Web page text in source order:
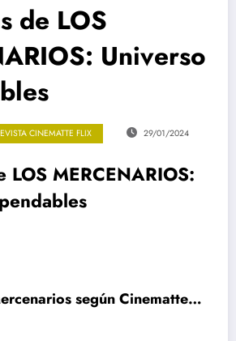
de LOS
Universo
CINEMATTE FLIX 29/01/2024
LOS MERCENARIOS:
según Cinematte…